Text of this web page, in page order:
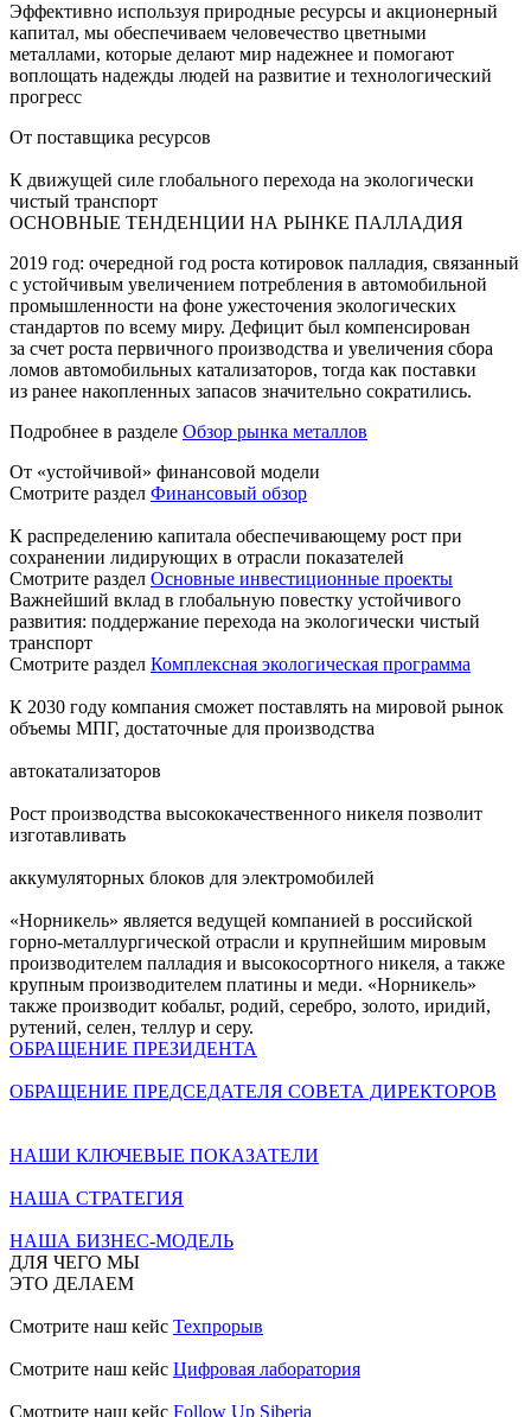
Эффективно используя природные ресурсы и акционерный
капитал, мы обеспечиваем человечество цветными
металлами, которые делают мир надежнее и помогают
воплощать надежды людей на развитие и технологический
прогресс
От поставщика ресурсов
К движущей силе глобального перехода на экологически
чистый транспорт
ОСНОВНЫЕ ТЕНДЕНЦИИ НА РЫНКЕ ПАЛЛАДИЯ
2019 год: очередной год роста котировок палладия, связанный
с устойчивым увеличением потребления в автомобильной
промышленности на фоне ужесточения экологических
стандартов по всему миру. Дефицит был компенсирован
за счет роста первичного производства и увеличения сбора
ломов автомобильных катализаторов, тогда как поставки
из ранее накопленных запасов значительно сократились.
Подробнее в разделе Обзор рынка металлов
От «устойчивой» финансовой модели
Смотрите раздел Финансовый обзор
К распределению капитала обеспечивающему рост при
сохранении лидирующих в отрасли показателей
Смотрите раздел Основные инвестиционные проекты
Важнейший вклад в глобальную повестку устойчивого
развития: поддержание перехода на экологически чистый
транспорт
Смотрите раздел Комплексная экологическая программа
К 2030 году компания сможет поставлять на мировой рынок
объемы МПГ, достаточные для производства
автокатализаторов
Рост производства высококачественного никеля позволит
изготавливать
аккумуляторных блоков для электромобилей
«Норникель» является ведущей компанией в российской
горно-металлургической отрасли и крупнейшим мировым
производителем палладия и высокосортного никеля, а также
крупным производителем платины и меди. «Норникель»
также производит кобальт, родий, серебро, золото, иридий,
рутений, селен, теллур и серу.
ОБРАЩЕНИЕ ПРЕЗИДЕНТА
ОБРАЩЕНИЕ ПРЕДСЕДАТЕЛЯ СОВЕТА ДИРЕКТОРОВ
НАШИ КЛЮЧЕВЫЕ ПОКАЗАТЕЛИ
НАША СТРАТЕГИЯ
НАША БИЗНЕС-МОДЕЛЬ
ДЛЯ ЧЕГО МЫ
ЭТО ДЕЛАЕМ
Смотрите наш кейс Техпрорыв
Смотрите наш кейс Цифровая лаборатория
Смотрите наш кейс Follow Up Siberia